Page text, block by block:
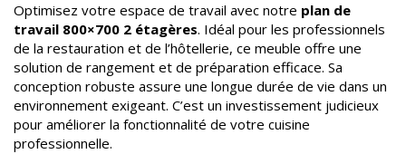
Optimisez votre espace de travail avec notre plan de
travail 800×700 2 étagères. Idéal pour les professionnels
de la restauration et de l’hôtellerie, ce meuble offre une
solution de rangement et de préparation efficace. Sa
conception robuste assure une longue durée de vie dans un
environnement exigeant. C’est un investissement judicieux
pour améliorer la fonctionnalité de votre cuisine
professionnelle.